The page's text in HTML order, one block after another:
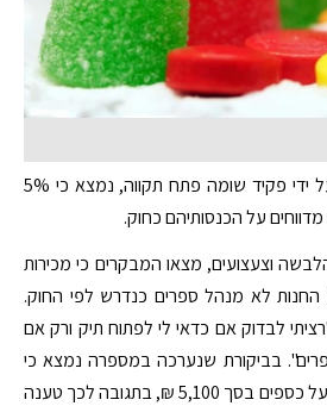
במסגרת המבצע שנוהל על ידי פקיד שומה פתח תקווה, נמצא כי 5%
על הכנסותיהם כחוק.
וצעצועים, מצאו המבקרים כי מכירות
החנות לא מנהל ספרים כנדרש לפי החוק.
לבדוק אם כדאי לי לפתוח תיק ורק אם
בביקורת שנערכה במספרה נמצא כי
בעלת המספרה לא דיווחה על כספים בסך 5,100 ₪, בתגובה לכך טענה